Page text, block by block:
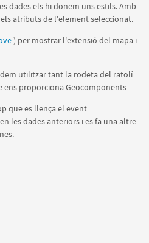
dades els hi donem uns estils. Amb
atributs de l'element seleccionat.
) per mostrar l'extensió del mapa i
utilitzar tant la rodeta del ratolí
ens proporciona Geocomponents
que es llença el event
les dades anteriors i es fa una altre